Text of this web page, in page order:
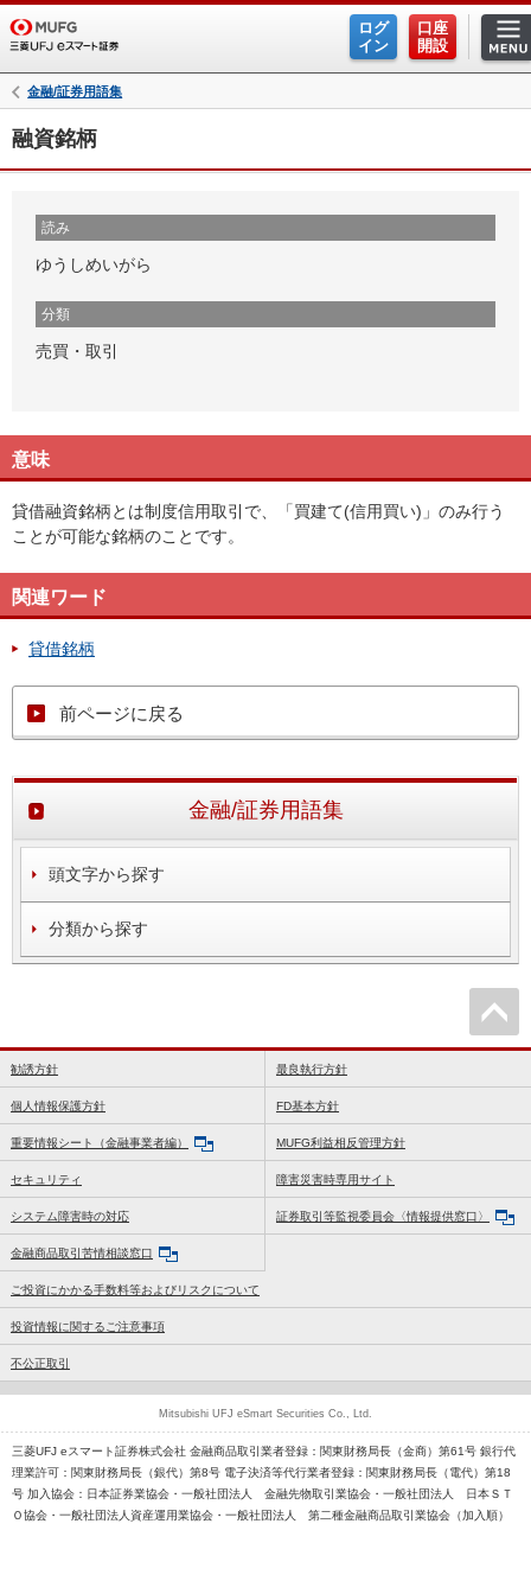
ログ
イン
口座
開設
金融/証券用語集
融資銘柄
読み
ゆうしめいがら
分類
売買・取引
意味
貸借融資銘柄とは制度信用取引で、「買建て(信用買い)」のみ行う
ことが可能な銘柄のことです。
関連ワード
貸借銘柄
前ページに戻る
金融/証券用語集
頭文字から探す
分類から探す
勧誘方針 最良執行方針
個人情報保護方針 FD基本方針
重要情報シート（金融事業者編） MUFG利益相反管理方針
セキュリティ 障害災害時専用サイト
システム障害時の対応 証券取引等監視委員会〈情報提供窓口〉
金融商品取引苦情相談窓口
ご投資にかかる手数料等およびリスクについて
投資情報に関するご注意事項
不公正取引
三菱UFJ eスマート証券株式会社 金融商品取引業者登録：関東財務局長（金商）第61号 銀行代
理業許可：関東財務局長（銀代）第8号 電子決済等代行業者登録：関東財務局長（電代）第18
号 加入協会：日本証券業協会・一般社団法人 金融先物取引業協会・一般社団法人 日本ＳＴ
Ｏ協会・一般社団法人資産運用業協会・一般社団法人 第二種金融商品取引業協会（加入順）
Mitsubishi UFJ eSmart Securities Co., Ltd.